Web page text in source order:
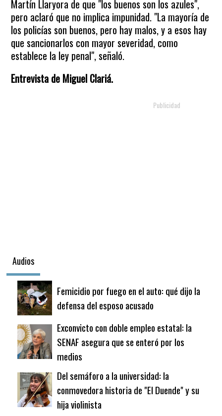
Martín Llaryora de que "los buenos son los azules",
pero aclaró que no implica impunidad. "La mayoría de
los policías son buenos, pero hay malos, y a esos hay
que sancionarlos con mayor severidad, como
establece la ley penal", señaló.
Entrevista de Miguel Clariá.
Audios
Femicidio por fuego en el auto: qué dijo la
defensa del esposo acusado
Exconvicto con doble empleo estatal: la
SENAF asegura que se enteró por los
medios
Del semáforo a la universidad: la
conmovedora historia de "El Duende" y su
hija violinista